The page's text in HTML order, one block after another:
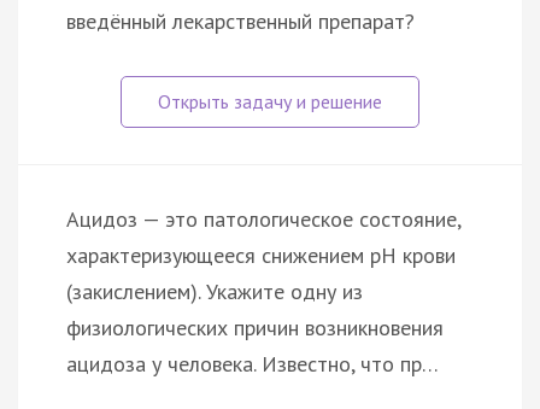
введённый лекарственный препарат?
Ацидоз — это патологическое состояние,
характеризующееся снижением pH крови
(закислением). Укажите одну из
физиологических причин возникновения
ацидоза у человека. Известно, что пр…